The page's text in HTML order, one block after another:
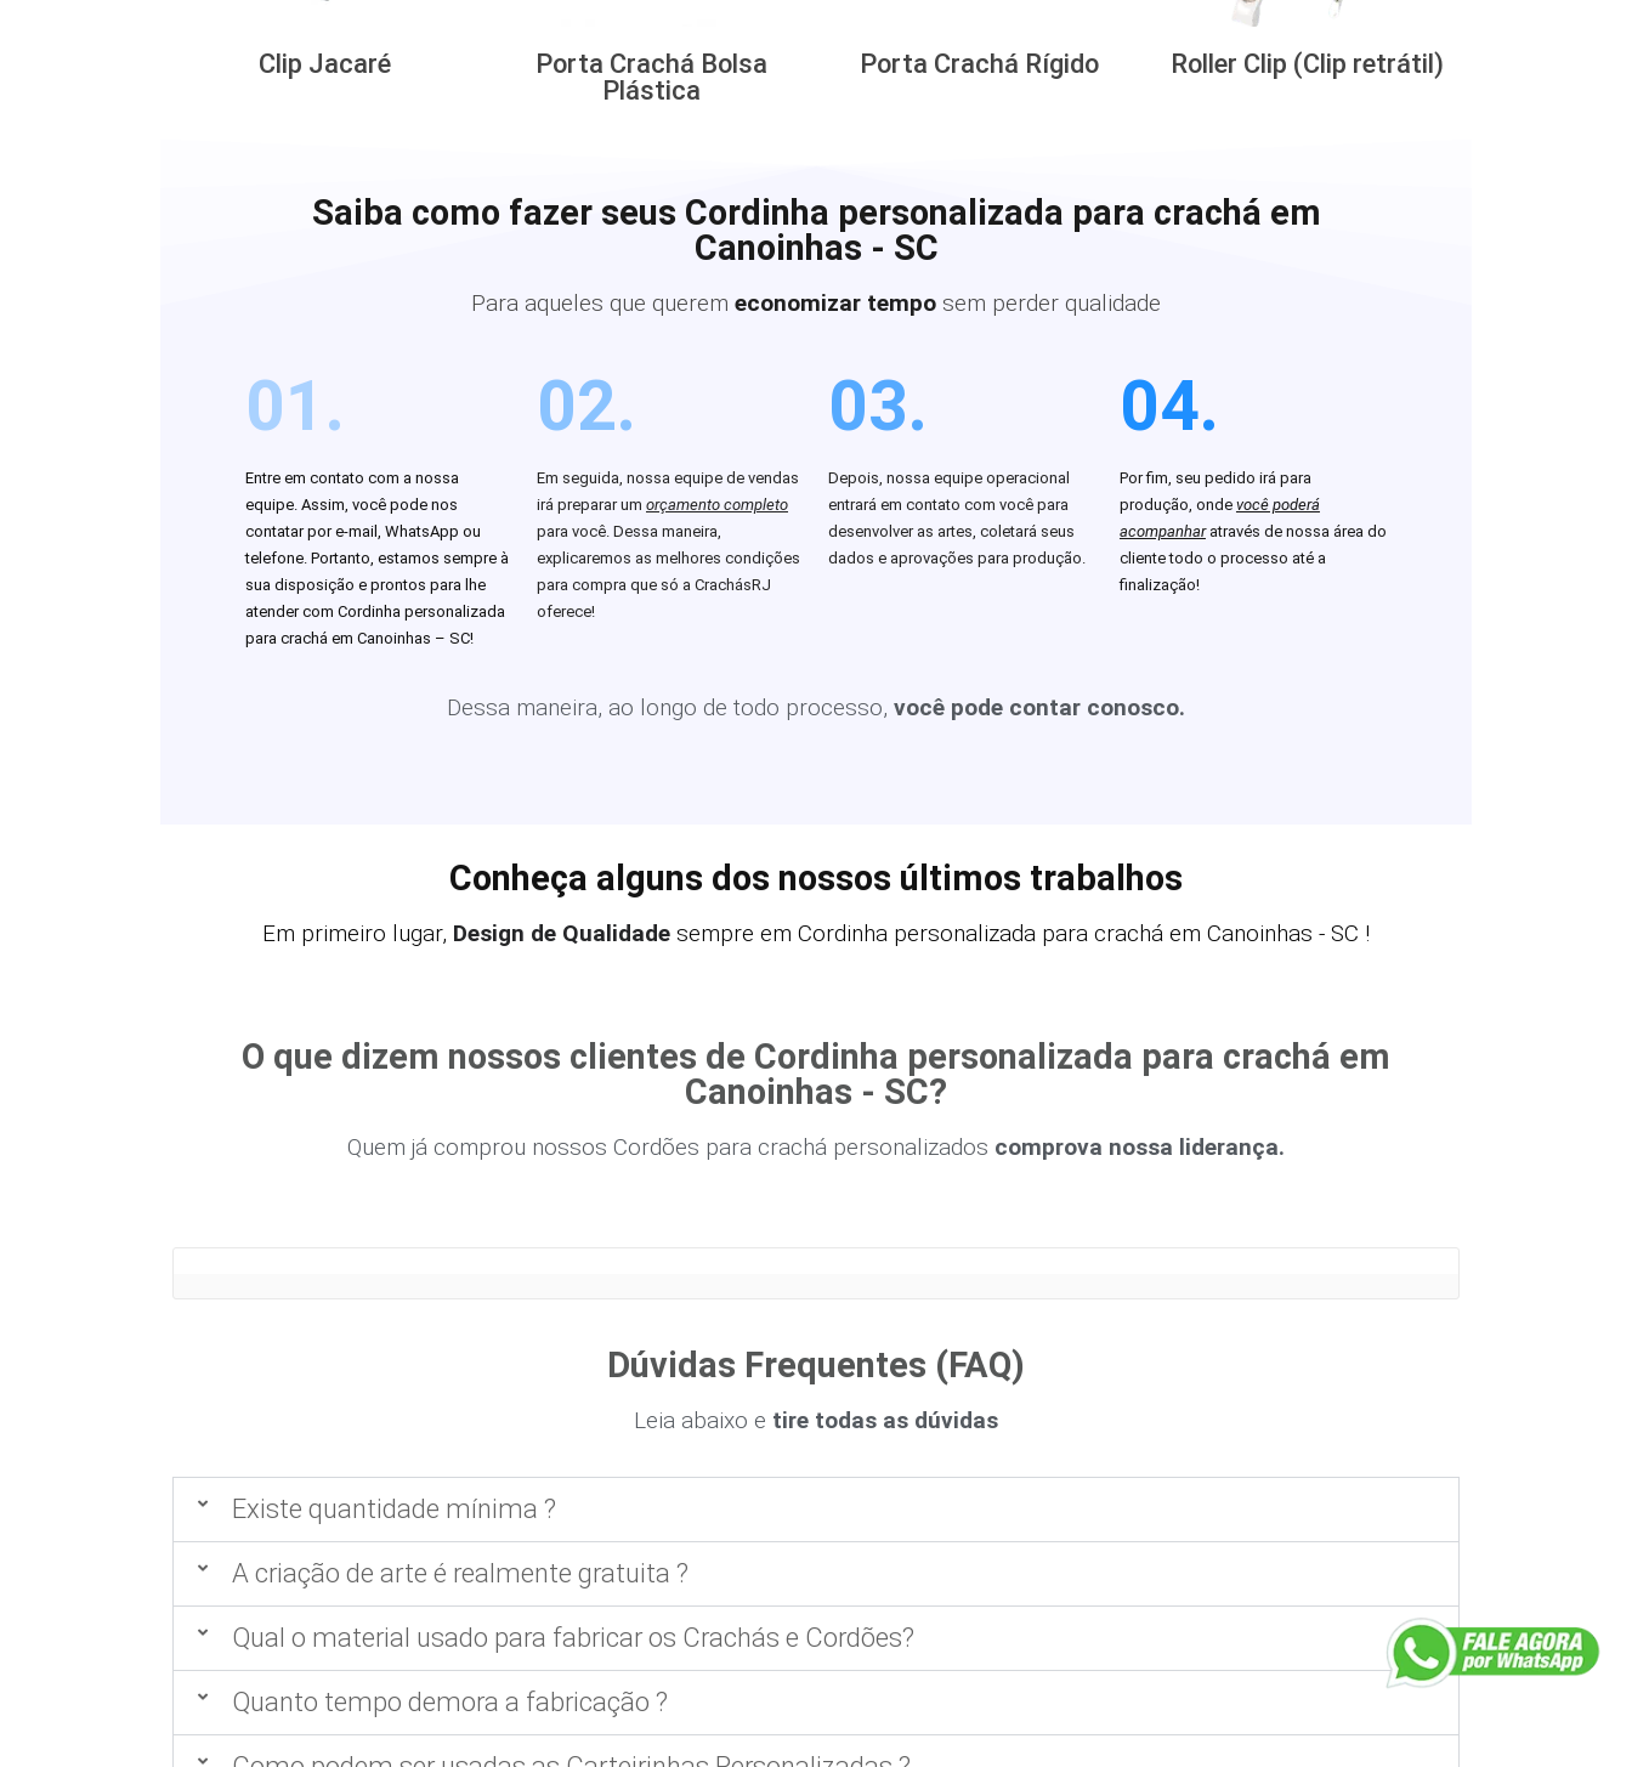
Clip Jacaré
Porta Crachá Bolsa
Plástica
Porta Crachá Rígido Roller Clip (Clip retrátil)
Saiba como fazer seus Cordinha personalizada para crachá em
Canoinhas - SC
Para aqueles que querem economizar tempo sem perder qualidade
01.
Entre em contato com a nossa
equipe. Assim, você pode nos
contatar por e-mail, WhatsApp ou
telefone. Portanto, estamos sempre à
sua disposição e prontos para lhe
atender com Cordinha personalizada
para crachá em Canoinhas – SC!
02.
Em seguida, nossa equipe de vendas
irá preparar um orçamento completo
para você. Dessa maneira,
explicaremos as melhores condições
para compra que só a CrachásRJ
oferece!
03.
Depois, nossa equipe operacional
entrará em contato com você para
desenvolver as artes, coletará seus
dados e aprovações para produção.
04.
Por fim, seu pedido irá para
produção, onde você poderá
acompanharatravés de nossa área do
cliente todo o processo até a
finalização!
Dessa maneira, ao longo de todo processo, você pode contar conosco.
Conheça alguns dos nossos últimos trabalhos
Em primeiro lugar, Design de Qualidade sempre em Cordinha personalizada para crachá em Canoinhas - SC !
O que dizem nossos clientes de Cordinha personalizada para crachá em
Canoinhas - SC?
Quem já comprou nossos Cordões para crachá personalizados comprova nossa liderança.
Dúvidas Frequentes (FAQ)
Leia abaixo e tire todas as dúvidas
Existe quantidade mínima ?
A criação de arte é realmente gratuita ?
Qual o material usado para fabricar os Crachás e Cordões?
Quanto tempo demora a fabricação ?